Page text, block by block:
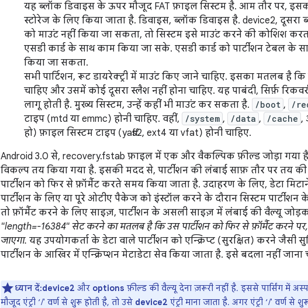
यह ब्लॉक डिवाइस के ऊपर मौजूद FAT फ़ाइल सिस्टम है. आम तौर पर,
स्टोरेज के लिए किया जाता है. डिवाइस, ब्लॉक डिवाइस है. device2, दूसरा
को माउंट नहीं किया जा सकता, तो सिस्टम इसे माउंट करने की कोशिश
एसडी कार्ड के साथ काम किया जा सके. एसडी कार्ड को पार्टीशन टेबल के
किया जा सकता.
सभी पार्टिशन, रूट डायरेक्ट्री में माउंट किए जाने चाहिए. इसका मतलब है
चाहिए और उसमें कोई दूसरा स्लैश नहीं होना चाहिए. यह पाबंदी, सिर्फ़
लागू होती है. मुख्य सिस्टम, उन्हें कहीं भी माउंट कर सकता है.
/boot , /
टाइप (mtd या emmc) होनी चाहिए. वहीं,
/system , /data , /cache ,
हो) फ़ाइल सिस्टम टाइप (yaffs2, ext4 या vfat) होनी चाहिए.
Android 3.0 से, recovery.fstab फ़ाइल में एक और वैकल्पिक फ़ील्ड जोड़ा गया
विकल्प तय किया गया है. इसकी मदद से, पार्टीशन की लंबाई साफ़ तौर पर तय
पार्टीशन को फिर से फ़ॉर्मैट करते समय किया जाता है. उदाहरण के लिए, डेटा
पार्टीशन के लिए या पूरे ओटीए पैकेज को इंस्टॉल करने के दौरान सिस्टम
तो फ़ॉर्मैट करने के लिए साइज़, पार्टीशन के असली साइज़ में लंबाई की वैल्यू
"length=-16384" सेट करने का मतलब है कि उस पार्टीशन को फिर से फ़ॉर्मैट करने
जाएगा. यह उपयोगकर्ता के डेटा वाले पार्टीशन को एन्क्रिप्ट (सुरक्षित) करने
पार्टीशन के आखिर में एन्क्रिप्शन मेटाडेटा सेव किया जाता है. इसे बदला नहीं जाना
ध्यान दें: device2 और options फ़ील्ड की वैल्यू देना ज़रूरी नहीं है. इससे पार्सिंग में
मौजूद एंट्री ‘/' वर्ण से शुरू होती है, तो उसे device2 एंट्री माना जाता है. अगर एंट्री ‘/' वर्ण से